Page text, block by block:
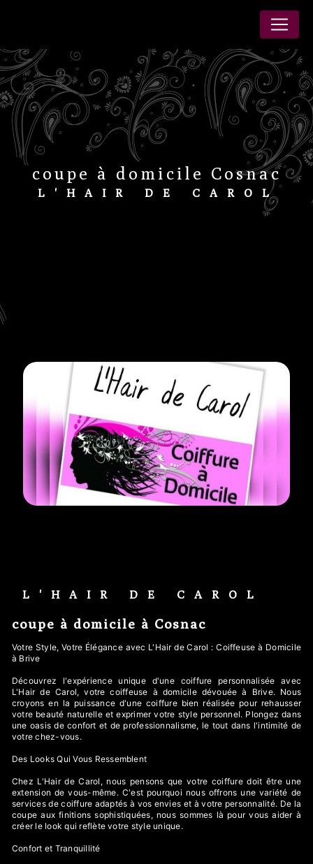
coupe à domicile Cosnac
L'HAIR DE CAROL
L'HAIR DE CAROL
coupe à domicile à Cosnac
Votre Style, Votre Élégance avec L'Hair de Carol : Coiffeuse à Domicile
à Brive
Découvrez l'expérience unique d'une coiffure personnalisée avec
L'Hair de Carol, votre coiffeuse à domicile dévouée à Brive. Nous
croyons en la puissance d'une coiffure bien réalisée pour rehausser
votre beauté naturelle et exprimer votre style personnel. Plongez dans
une oasis de confort et de professionnalisme, le tout dans l'intimité de
votre chez-vous.
Des Looks Qui Vous Ressemblent
Chez L'Hair de Carol, nous pensons que votre coiffure doit être une
extension de vous-même. C'est pourquoi nous offrons une variété de
services de coiffure adaptés à vos envies et à votre personnalité. De la
coupe aux finitions sophistiquées, nous sommes là pour vous aider à
créer le look qui reflète votre style unique.
Confort et Tranquillité